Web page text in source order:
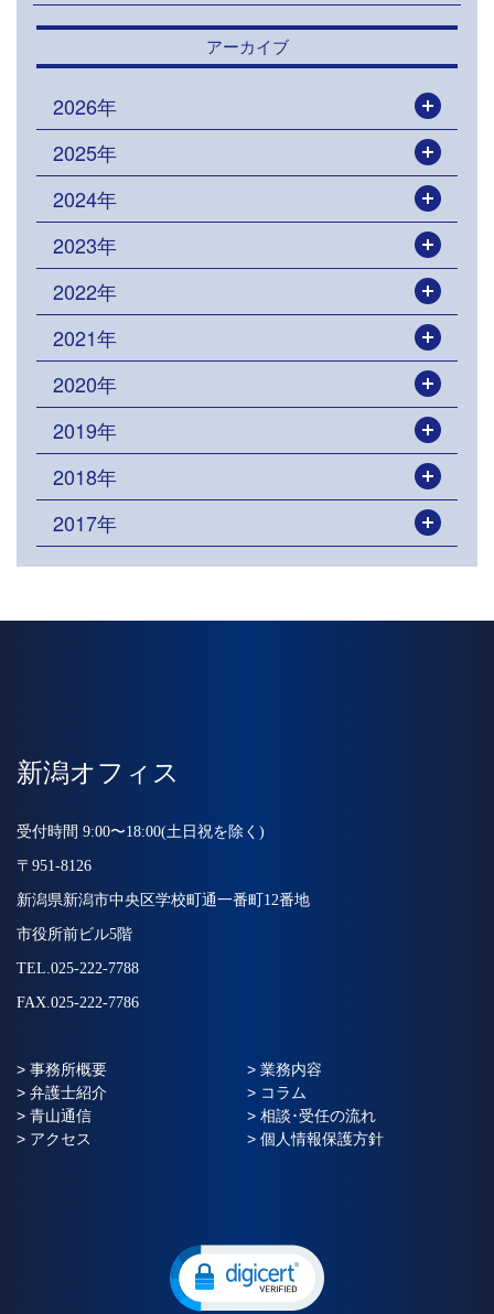
アーカイブ
2026年
2025年
2024年
2023年
2022年
2021年
2020年
2019年
2018年
2017年
新潟オフィス
受付時間 9:00〜18:00(土日祝を除く)
〒951-8126
新潟県新潟市中央区学校町通一番町12番地
市役所前ビル5階
TEL.025-222-7788
FAX.025-222-7786
> 事務所概要
> 業務内容
> 弁護士紹介
> コラム
> 青山通信
> 相談･受任の流れ
> アクセス
> 個人情報保護方針